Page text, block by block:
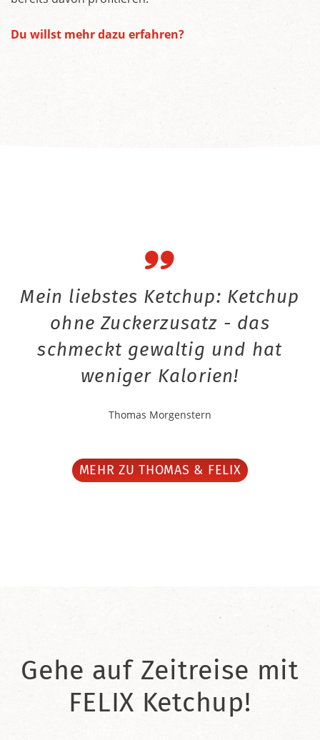
Du willst mehr dazu erfahren?
Mein liebstes Ketchup: Ketchup
ohne Zuckerzusatz - das
schmeckt gewaltig und hat
weniger Kalorien!
Thomas Morgenstern
MEHR ZU THOMAS & FELIX
Gehe auf Zeitreise mit
FELIX Ketchup!